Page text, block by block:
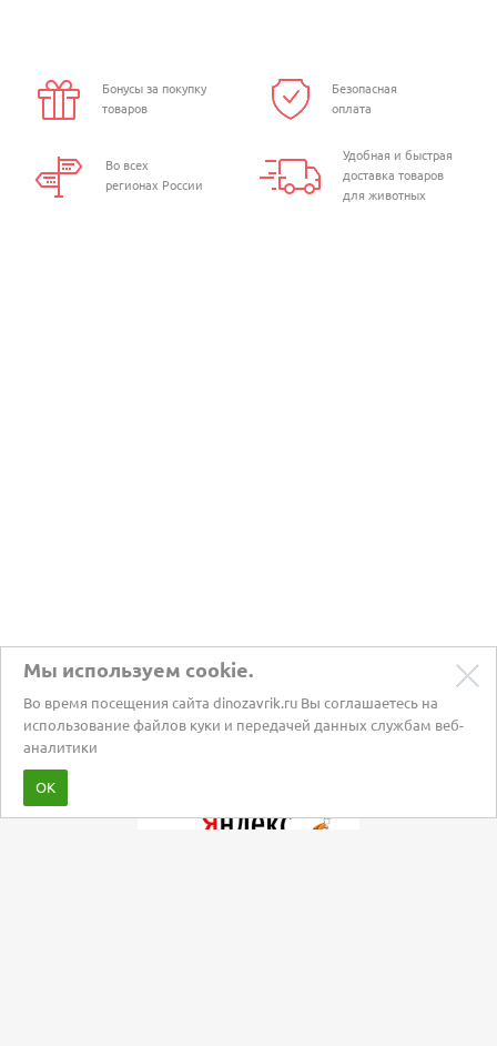
Бонусы за покупку
товаров
Безопасная
оплата
Во всех
регионах России
Удобная и быстрая
доставка товаров
для животных
Мы используем cookie.
Во время посещения сайта dinozavrik.ru Вы соглашаетесь на
использование файлов куки и передачей данных службам веб-
аналитики
ОК